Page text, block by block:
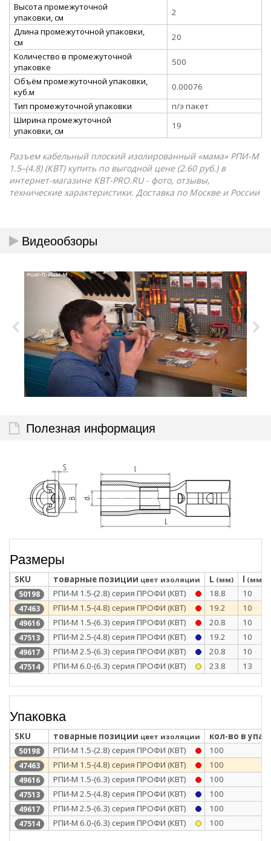
Высота промежуточной
упаковки, см
2
Длина промежуточной упаковки,
см
20
Количество в промежуточной
упаковке
500
Объём промежуточной упаковки,
куб.м
0.00076
Тип промежуточной упаковки
п/э пакет
Ширина промежуточной
упаковки, см
19
Разъем кабельный плоский изолированный «мама» РПИ-М
1.5–(4.8) (КВТ) купить по выгодной цене (2.60 руб.) в
интернет-магазине КВТ-PRO.RU - фото, отзывы,
технические характеристики. Доставка по Москве и России
Видеообзоры
Полезная информация
Размеры
SKU товарные позиции цвет изоляции L (мм) l (мм)
50198 РПИ-М 1.5-(2.8) серия ПРОФИ (КВТ) 18.8 10
47463 РПИ-М 1.5-(4.8) серия ПРОФИ (КВТ) 19.2 10
49616 РПИ-М 1.5-(6.3) серия ПРОФИ (КВТ) 20.8 10
47513 РПИ-М 2.5-(4.8) серия ПРОФИ (КВТ) 19.2 10
49617 РПИ-М 2.5-(6.3) серия ПРОФИ (КВТ) 20.8 10
47514 РПИ-М 6.0-(6.3) серия ПРОФИ (КВТ) 23.8 13
Упаковка
SKU товарные позиции цвет изоляции кол-во в
50198 РПИ-М 1.5-(2.8) серия ПРОФИ (КВТ) 100
47463 РПИ-М 1.5-(4.8) серия ПРОФИ (КВТ) 100
49616 РПИ-М 1.5-(6.3) серия ПРОФИ (КВТ) 100
47513 РПИ-М 2.5-(4.8) серия ПРОФИ (КВТ) 100
49617 РПИ-М 2.5-(6.3) серия ПРОФИ (КВТ) 100
47514 РПИ-М 6.0-(6.3) серия ПРОФИ (КВТ) 100